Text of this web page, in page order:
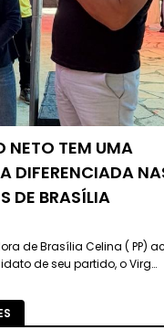
NETO TEM UMA
DIFERENCIADA
DE BRASÍLIA
de Brasília Celina ( PP)
de seu partido, o Virg…